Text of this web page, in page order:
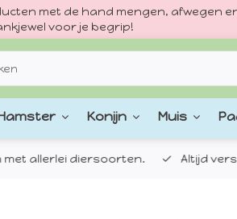
met de hand mengen, afwegen
voor je begrip!
Konijn Muis
allerlei diersoorten. Altijd vers,